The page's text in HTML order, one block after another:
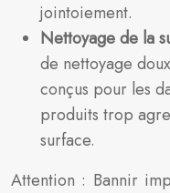
jointoiement.
Nettoyage de la
de nettoyage
conçus pour les
produits trop
surface.
Attention : Bannir